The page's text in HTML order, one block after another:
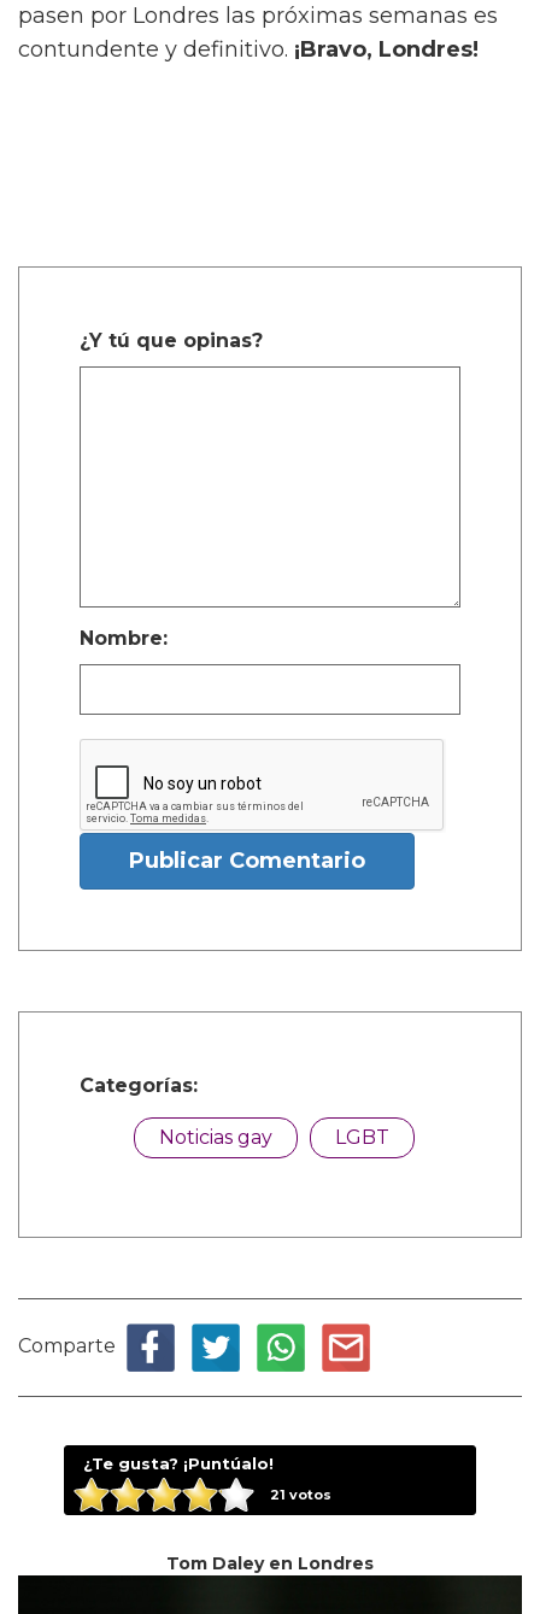
pasen por Londres las próximas semanas es
contundente y definitivo. ¡Bravo, Londres!
¿Y tú que opinas?
Nombre:
Publicar Comentario
Categorías:
Noticias gay LGBT
Comparte
¿Te gusta? ¡Puntúalo!
21 votos
Tom Daley en Londres